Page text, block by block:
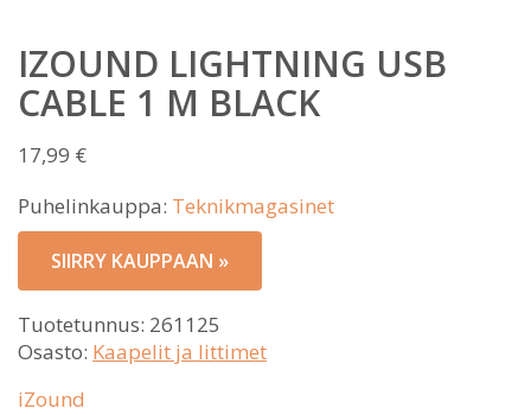
IZOUND LIGHTNING USB
CABLE 1 M BLACK
17,99 €
Puhelinkauppa: Teknikmagasinet
SIIRRY KAUPPAAN »
Tuotetunnus: 261125
Osasto: Kaapelit ja littimet
iZound